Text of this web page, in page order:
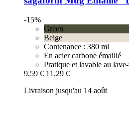
-15%
Green
Beige
Contenance : 380 ml
En acier carbone émaillé
Pratique et lavable au
9,59 € 11,29 €
Livraison jusqu'au 14 août